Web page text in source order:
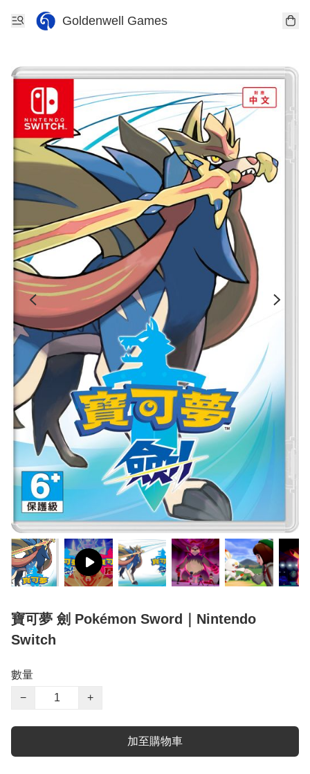
Goldenwell Games
寶可夢 劍 Pokémon Sword｜Nintendo
Switch
數量
−
+
加至購物車